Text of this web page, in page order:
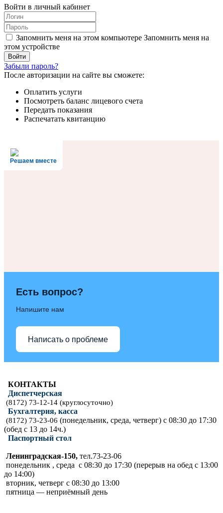
Войти в личный кабинет
Запомнить меня на этом компьютере Запомнить меня на
этом устройстве
Забыли пароль?
После авторизации на сайте вы сможете:
Оплатить услуги
Посмотреть баланс лицевого счета
Передать показания
Распечатать квитанцию
Решаем вместе
Есть вопрос?
Напишите нам
Написать о проблеме
КОНТАКТЫ
Диспетчерская
(8172) 73-12-14 (круглосуточно)
Бухгалтерия, касса
(8172) 73-23-06 (понедельник, среда, четверг) с 08:30 до 17:30
(обед с 13 до 14ч.)
Паспортный стол
Ленинградская-150, тел.73-23-06
понедельник , среда с 08:30 до 17:30 (перерыв на обед с 13:00
до 14:00)
вторник, четверг с 08:30 до 13:00
пятница — неприёмный день